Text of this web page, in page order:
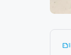
summarize